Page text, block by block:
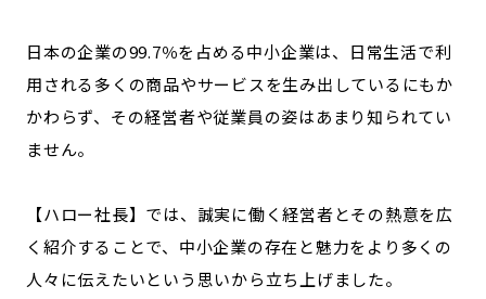
地域豆知識
ニッポンの百選大全集
Sporkle
記事ライター アンバサダー
お問い合わせ 会社概要
日本の企業の99.7％を占める中小企業は、日常生活で利
用される多くの商品やサービスを生み出しているにもか
かわらず、その経営者や従業員の姿はあまり知られてい
ません。
【ハロー社長】では、誠実に働く経営者とその熱意を広
く紹介することで、中小企業の存在と魅力をより多くの
人々に伝えたいという思いから立ち上げました。